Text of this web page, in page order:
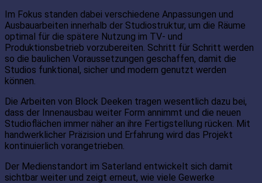
Im Fokus standen dabei verschiedene Anpassungen und
Ausbauarbeiten innerhalb der Studiostruktur, um die Räume
optimal für die spätere Nutzung im TV- und
Produktionsbetrieb vorzubereiten. Schritt für Schritt werden
so die baulichen Voraussetzungen geschaffen, damit die
Studios funktional, sicher und modern genutzt werden
können.
Die Arbeiten von Block Deeken tragen wesentlich dazu bei,
dass der Innenausbau weiter Form annimmt und die neuen
Studioflächen immer näher an ihre Fertigstellung rücken. Mit
handwerklicher Präzision und Erfahrung wird das Projekt
kontinuierlich vorangetrieben.
Der Medienstandort im Saterland entwickelt sich damit
sichtbar weiter und zeigt erneut, wie viele Gewerke